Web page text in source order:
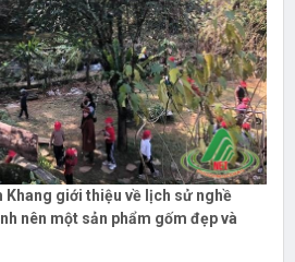
Khang giới thiệu về lịch sử nghề
nên một sản phẩm gốm đẹp và